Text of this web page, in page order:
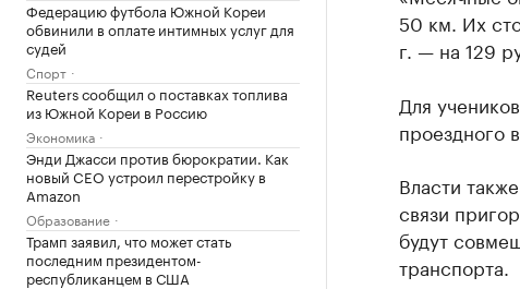
Федерацию футбола Южной Кореи
обвинили в оплате интимных услуг для
судей
Спорт
Reuters сообщил о поставках топлива
из Южной Кореи в Россию
Экономика
Энди Джасси против бюрократии. Как
новый CEO устроил перестройку в
Amazon
Образование
Трамп заявил, что может стать
последним президентом-
республиканцем в США
50 км. Их
г. — на 129
Для
проездного
Власти
связи
будут
транспорта.